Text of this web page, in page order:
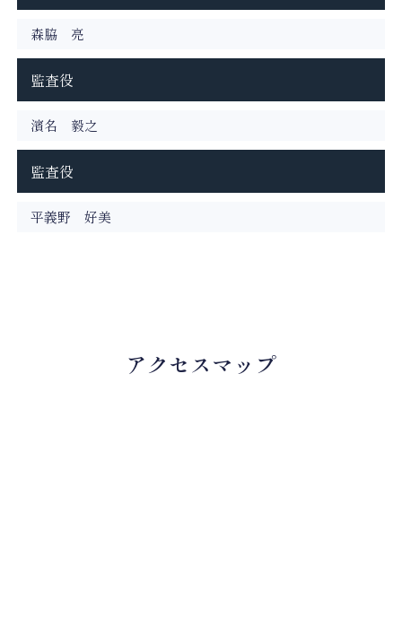
森脇 亮
監査役
濱名 毅之
監査役
平義野 好美
アクセスマップ